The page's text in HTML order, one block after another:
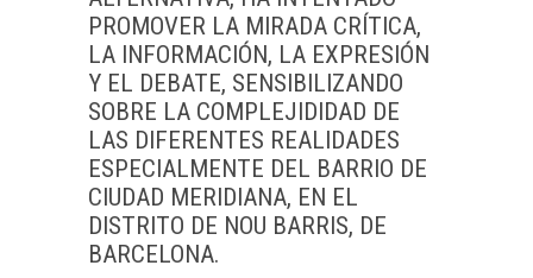
PROMOVER LA MIRADA CRÍTICA,
LA INFORMACIÓN, LA EXPRESIÓN
Y EL DEBATE, SENSIBILIZANDO
SOBRE LA COMPLEJIDIDAD DE
LAS DIFERENTES REALIDADES
ESPECIALMENTE DEL BARRIO DE
CIUDAD MERIDIANA, EN EL
DISTRITO DE NOU BARRIS, DE
BARCELONA.